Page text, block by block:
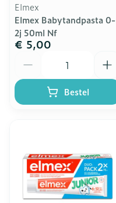
Elmex
Elmex Babytandpasta 0-
2j 50ml Nf
€ 5,00
Bestel